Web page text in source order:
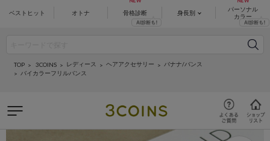
ベストヒット オトナ 骨格診断 身長別
パーソナル
カラー
TOP 3COINS レディース ヘアアクセサリー
バナナ/バンス
バイカラーフリルバンス